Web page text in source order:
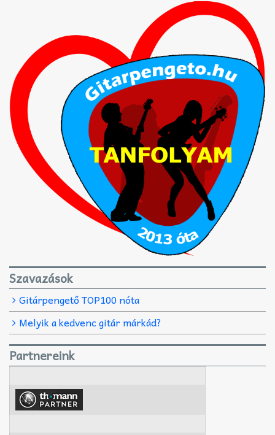
Szavazások
Gitárpengető TOP100 nóta
Melyik a kedvenc gitár márkád?
Partnereink